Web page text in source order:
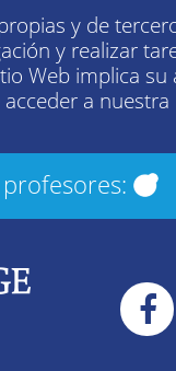
y de
y realizar
Web implica su
a nuestra